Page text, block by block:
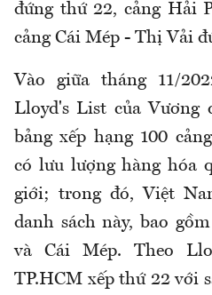
đứng thứ 22, cảng Hải
cảng Cái Mép - Thị Vải
Vào giữa tháng 11/
Lloyd's List của Vương
bảng xếp hạng 100
có lưu lượng hàng hóa
giới; trong đó, Việt
danh sách này, bao
và Cái Mép. Theo
TP.HCM xếp thứ 22 với